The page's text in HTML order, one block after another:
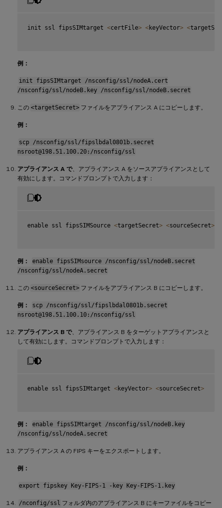
init ssl fipsSIMtarget <certFile> <keyVector> <
例：
init fipsSIMtarget /nsconfig/ssl/nodeA.cert
/nsconfig/ssl/nodeB.key /nsconfig/ssl/nodeB.secret
この <targetSecret> ファイルをアプライアンス A にコピーします。
例：
scp /nsconfig/ssl/fipslbdal0801b.secret
nsroot@198.51.100.20:/nsconfig/ssl
アプライアンス A で、アプライアンス A をソースアプライアンスとして
有効にします。コマンドプロンプトで入力します：
enable ssl fipsSIMSource <targetSecret> <sourceSecret>
例：
enable fipsSIMsource /nsconfig/ssl/nodeB.secret
/nsconfig/ssl/nodeA.secret
この <sourceSecret> ファイルをアプライアンス B にコピーします。
例：
scp /nsconfig/ssl/fipslbdal0801b.secret
nsroot@198.51.100.10:/nsconfig/ssl
アプライアンス B で、アプライアンス B をターゲットアプライアンスと
して有効にします。コマンドプロンプトで入力します：
enable ssl fipsSIMtarget <keyVector> <sourceSecret>
例：
enable fipsSIMtarget /nsconfig/ssl/nodeB.key
/nsconfig/ssl/nodeA.secret
アプライアンス A の FIPS キーをエクスポートします。
例：
export fipskey Key-FIPS-1 -key Key-FIPS-1.key
/nconfig/ssl フォルダ内のアプライアンス B にキーファイルをコピー